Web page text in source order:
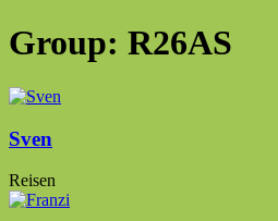
Group: R26AS
Sven
Reisen